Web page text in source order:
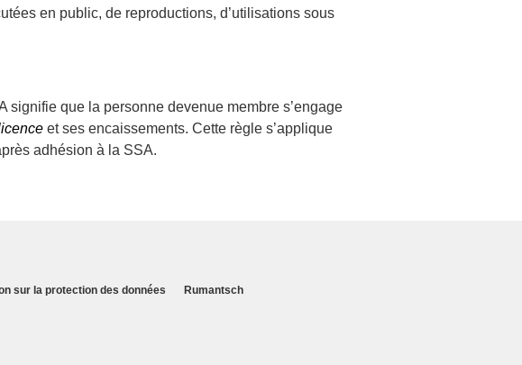
en public, de reproductions, d’utilisations sous
signifie que la personne devenue membre s’engage
et ses encaissements. Cette règle s’applique
adhésion à la SSA.
sur la protection des données Rumantsch